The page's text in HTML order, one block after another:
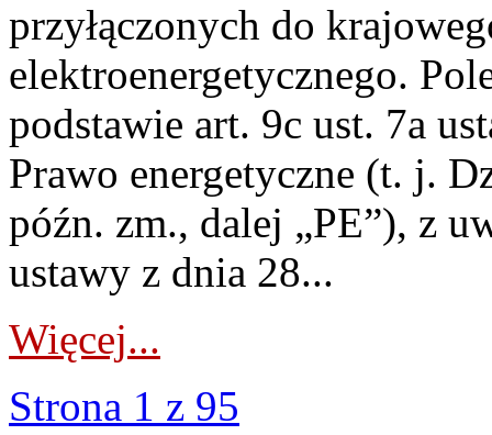
przyłączonych do
elektroenergetycznego.
podstawie art. 9c ust. 7a
Prawo energetyczne (t. j.
późn. zm., dalej „PE”), z
ustawy z dnia 28...
Więcej...
Strona 1 z 95